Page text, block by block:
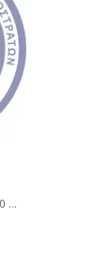
...